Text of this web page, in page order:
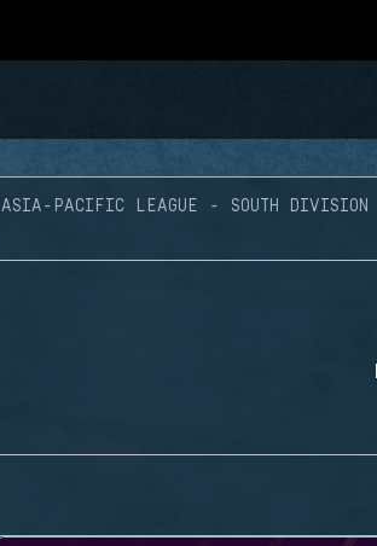
ASIA-PACIFIC LEAGUE - SOUTH DIVISION